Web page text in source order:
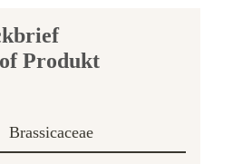
Brassicaceae